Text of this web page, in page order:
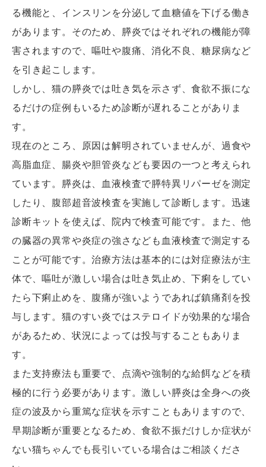
る機能と、インスリンを分泌して血糖値を下げる働き
があります。そのため、膵炎ではそれぞれの機能が障
害されますので、嘔吐や腹痛、消化不良、糖尿病など
を引き起こします。
しかし、猫の膵炎では吐き気を示さず、食欲不振にな
るだけの症例もいるため診断が遅れることがありま
す。
現在のところ、原因は解明されていませんが、過食や
高脂血症、腸炎や胆管炎なども要因の一つと考えられ
ています。膵炎は、血液検査で膵特異リパーゼを測定
したり、腹部超音波検査を実施して診断します。迅速
診断キットを使えば、院内で検査可能です。また、他
の臓器の異常や炎症の強さなども血液検査で測定する
ことが可能です。治療方法は基本的には対症療法が主
体で、嘔吐が激しい場合は吐き気止め、下痢をしてい
たら下痢止めを、腹痛が強いようであれば鎮痛剤を投
与します。猫のすい炎ではステロイドが効果的な場合
があるため、状況によっては投与することもありま
す。
また支持療法も重要で、点滴や強制的な給餌などを積
極的に行う必要があります。激しい膵炎は全身への炎
症の波及から重篤な症状を示すこともありますので、
早期診断が重要となるため、食欲不振だけしか症状が
ない猫ちゃんでも長引いている場合はご相談くださ